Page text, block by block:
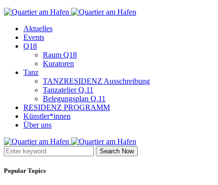
Aktuelles
Events
Q18
Raum Q18
Kuratoren
Tanz
TANZRESIDENZ Ausschreibung
Tanzatelier Q.11
Belegungsplan Q.11
RESIDENZ PROGRAMM
Künstler*innen
Über uns
Search Now
Popular Topics